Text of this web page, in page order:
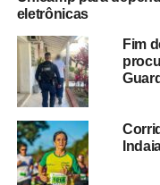
eletrônicas
Fim